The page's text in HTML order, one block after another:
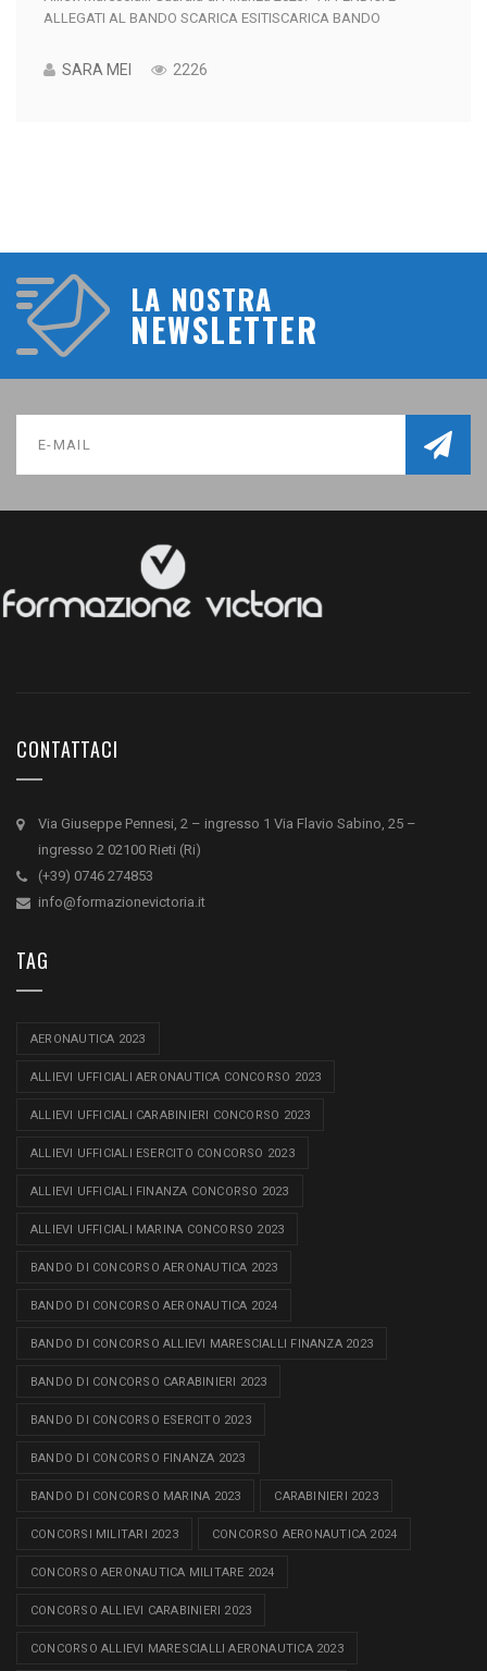
ALLEGATI AL BANDO SCARICA ESITISCARICA BANDO
SARA MEI 2226
LA NOSTRA
NEWSLETTER
CONTATTACI
Via Giuseppe Pennesi, 2 – ingresso 1 Via Flavio Sabino, 25 –
ingresso 2 02100 Rieti (Ri)
(+39) 0746 274853
info@formazionevictoria.it
TAG
AERONAUTICA 2023
ALLIEVI UFFICIALI AERONAUTICA CONCORSO 2023
ALLIEVI UFFICIALI CARABINIERI CONCORSO 2023
ALLIEVI UFFICIALI ESERCITO CONCORSO 2023
ALLIEVI UFFICIALI FINANZA CONCORSO 2023
ALLIEVI UFFICIALI MARINA CONCORSO 2023
BANDO DI CONCORSO AERONAUTICA 2023
BANDO DI CONCORSO AERONAUTICA 2024
BANDO DI CONCORSO ALLIEVI MARESCIALLI FINANZA 2023
BANDO DI CONCORSO CARABINIERI 2023
BANDO DI CONCORSO ESERCITO 2023
BANDO DI CONCORSO FINANZA 2023
BANDO DI CONCORSO MARINA 2023 CARABINIERI 2023
CONCORSI MILITARI 2023 CONCORSO AERONAUTICA 2024
CONCORSO AERONAUTICA MILITARE 2024
CONCORSO ALLIEVI CARABINIERI 2023
CONCORSO ALLIEVI MARESCIALLI AERONAUTICA 2023